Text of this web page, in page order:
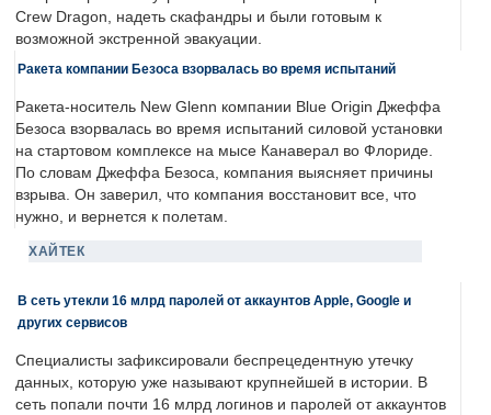
Crew Dragon, надеть скафандры и были готовым к
возможной экстренной эвакуации.
Ракета компании Безоса взорвалась во время испытаний
Ракета-носитель New Glenn компании Blue Origin Джеффа
Безоса взорвалась во время испытаний силовой установки
на стартовом комплексе на мысе Канаверал во Флориде.
По словам Джеффа Безоса, компания выясняет причины
взрыва. Он заверил, что компания восстановит все, что
нужно, и вернется к полетам.
ХАЙТЕК
В сеть утекли 16 млрд паролей от аккаунтов Apple, Google и
других сервисов
Специалисты зафиксировали беспрецедентную утечку
данных, которую уже называют крупнейшей в истории. В
сеть попали почти 16 млрд логинов и паролей от аккаунтов